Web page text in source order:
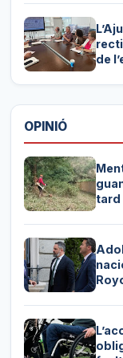
de
OPINIÓ
tard